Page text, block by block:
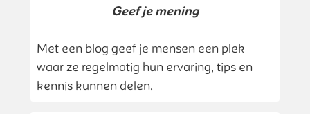
Geef je mening
Met een blog geef je mensen een plek
waar ze regelmatig hun ervaring, tips en
kennis kunnen delen.